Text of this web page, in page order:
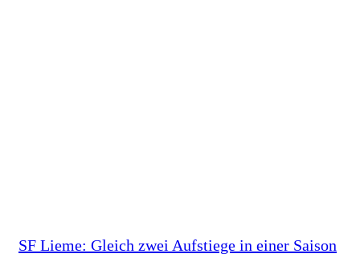
SF Lieme: Gleich zwei Aufstiege in einer Saison